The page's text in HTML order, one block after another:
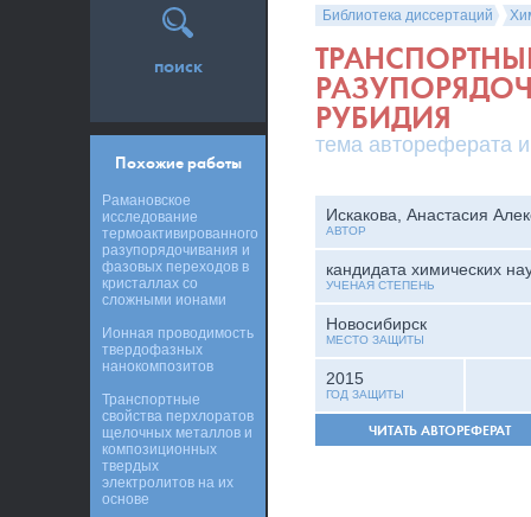
Библиотека диссертаций
РУБИДИЯ
тема автореферата
Искакова, Анастасия
АВТОР
кандидата химических
УЧЕНАЯ СТЕПЕНЬ
Новосибирск
МЕСТО ЗАЩИТЫ
2015
ГОД ЗАЩИТЫ
ЧИТАТЬ АВТОРЕФЕРАТ
поиск
Похожие работы
Рамановское
исследование
термоактивированного
разупорядочивания и
фазовых переходов в
кристаллах со
сложными ионами
Ионная проводимость
твердофазных
нанокомпозитов
Транспортные
свойства перхлоратов
щелочных металлов и
композиционных
твердых
электролитов на их
основе